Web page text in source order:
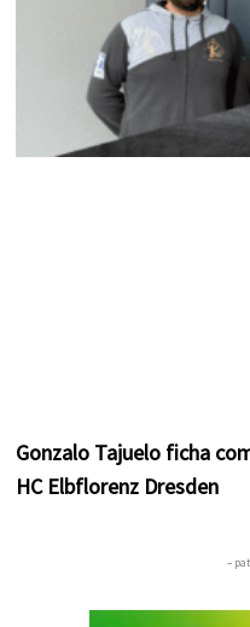
Gonzalo Tajuelo ficha
HC Elbflorenz Dresden
–